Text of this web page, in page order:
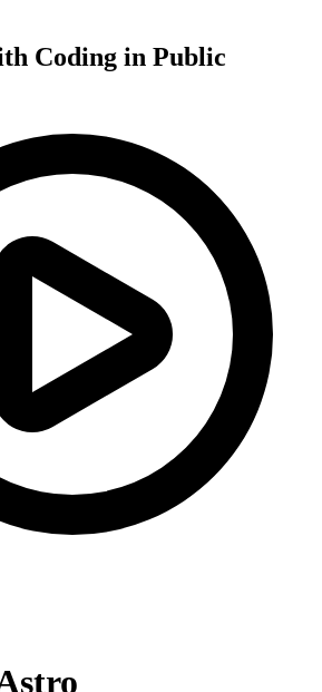
Coding in Public